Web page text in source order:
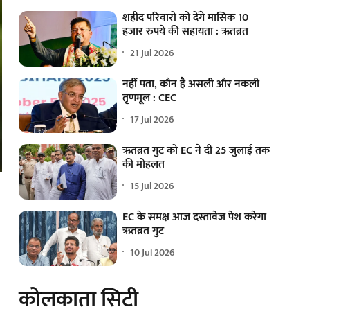
शहीद परिवारों को देंगे मासिक 10
हजार रुपये की सहायता : ऋतब्रत
21 Jul 2026
नहीं पता, कौन है असली और नकली
तृणमूल : CEC
17 Jul 2026
ऋतब्रत गुट को EC ने दी 25 जुलाई तक
की मोहलत
15 Jul 2026
EC के समक्ष आज दस्तावेज पेश करेगा
ऋतब्रत गुट
10 Jul 2026
कोलकाता सिटी